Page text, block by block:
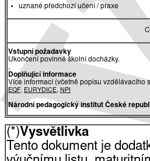
uznané předchozí učení / praxe
Vstupní požadavky
Ukončení povinné školní docházky.
,
Doplňující informace
Více informací (včetně popisu vzdělávacího
EQF, EURYDICE, NPI
Národní pedagogický institut České
(*)Vysvětlivka
Tento dokument je